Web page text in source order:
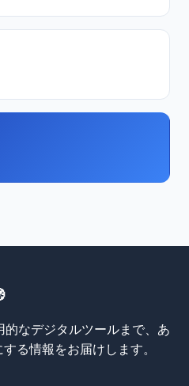
なデジタルツールまで、あ
る情報をお届けします。